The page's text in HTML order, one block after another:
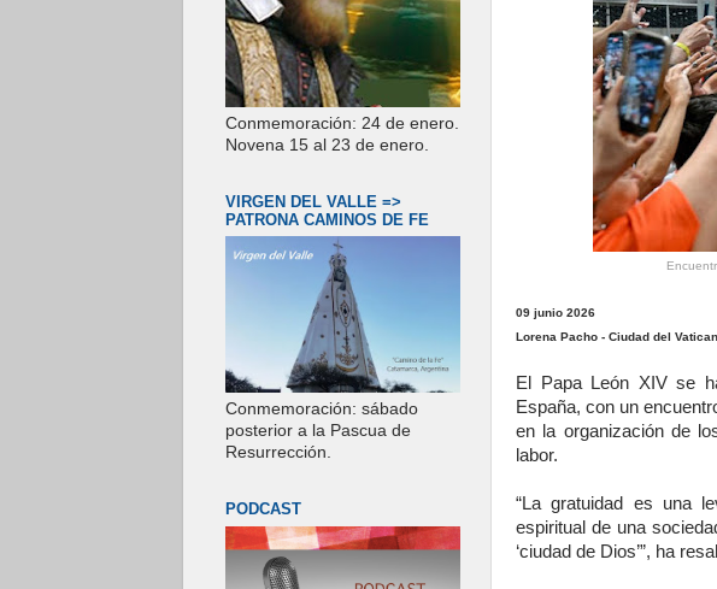
09 junio 2026
Lorena Pacho - Ciudad del
El Papa León XIV se
España, con un
en la organización de
labor.
“La gratuidad es una
espiritual de una
‘ciudad de Dios’”, ha
Conmemoración: 24 de enero.
Novena 15 al 23 de enero.
VIRGEN DEL VALLE =>
PATRONA CAMINOS DE FE
Conmemoración: sábado
posterior a la Pascua de
Resurrección.
PODCAST